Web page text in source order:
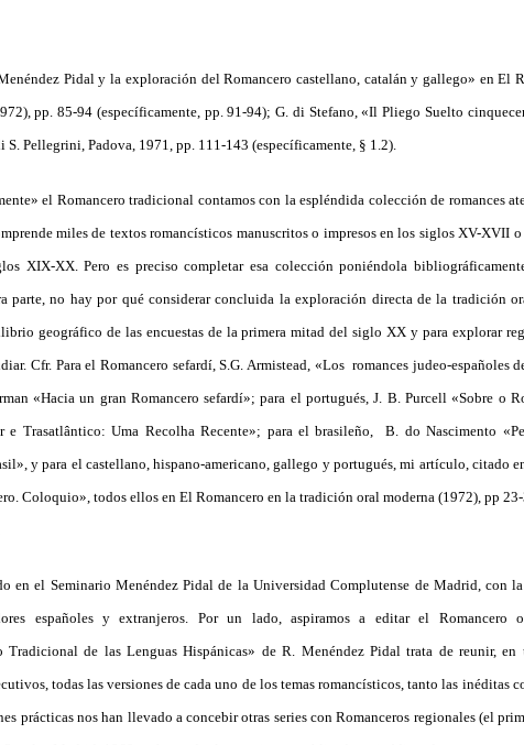
Pidal y la exploración del Romancero castellano, catalán y gallego» en El
pp. 85-94 (específicamente, pp. 91-94); G. di Stefano, «Il Pliego Suelto
Pellegrini, Padova, 1971, pp. 111-143 (específicamente, § 1.2).
el Romancero tradicional contamos con la espléndida colección de romances
miles de textos romancísticos manuscritos o impresos en los siglos XV-XVII
XIX-XX. Pero es preciso completar esa colección poniéndola
parte, no hay por qué considerar concluida la exploración directa de la tradición
geográfico de las encuestas de la primera mitad del siglo XX y para explorar
Cfr. Para el Romancero sefardí, S.G. Armistead, «Los romances judeo-españoles
«Hacia un gran Romancero sefardí»; para el portugués, J. B. Purcell «Sobre o
e Trasatlântico: Uma Recolha Recente»; para el brasileño, B. do Nascimento
y para el castellano, hispano-americano, gallego y portugués, mi artículo, citado
Coloquio», todos ellos en El Romancero en la tradición oral moderna (1972), pp 23-
en el Seminario Menéndez Pidal de la Universidad Complutense de Madrid, con
españoles y extranjeros. Por un lado, aspiramos a editar el Romancero
Tradicional de las Lenguas Hispánicas» de R. Menéndez Pidal trata de reunir, en
todas las versiones de cada uno de los temas romancísticos, tanto las inéditas
prácticas nos han llevado a concebir otras series con Romanceros regionales (el